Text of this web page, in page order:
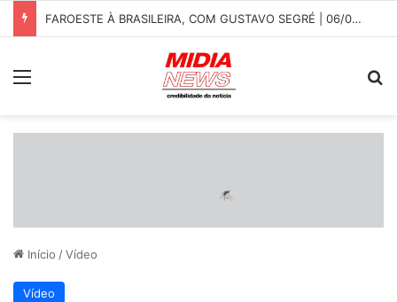
FAROESTE À BRASILEIRA, COM GUSTAVO SEGRÉ | 06/08/2026
Início /Vídeo
Vídeo